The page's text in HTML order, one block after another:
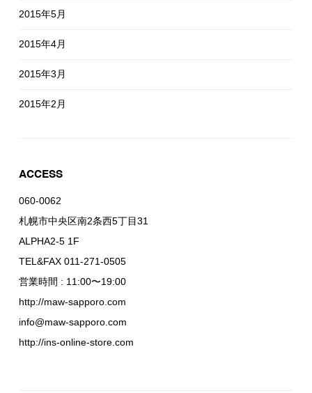
2015年5月
2015年4月
2015年3月
2015年2月
ACCESS
060-0062
札幌市中央区南2条西5丁目31
ALPHA2-5 1F
TEL&FAX 011-271-0505
営業時間 : 11:00〜19:00
http://maw-sapporo.com
info@maw-sapporo.com
http://ins-online-store.com